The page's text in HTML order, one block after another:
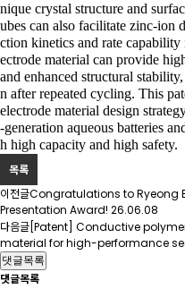
nique crystal structure and
ubes can also facilitate zinc-ion
ction kinetics and rate capability
ectrode material can provide
and enhanced structural
n after repeated cycling. This
electrode material design
-generation aqueous batteries
h high capacity and high safety.
목록
이전글Congratulations to Ryeong
Presentation Award! 26.06.08
다음글 [Patent] Conductive
material for high-performance
댓글목록
댓글목록